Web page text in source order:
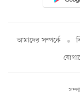
আমাদের সম্পর্কে